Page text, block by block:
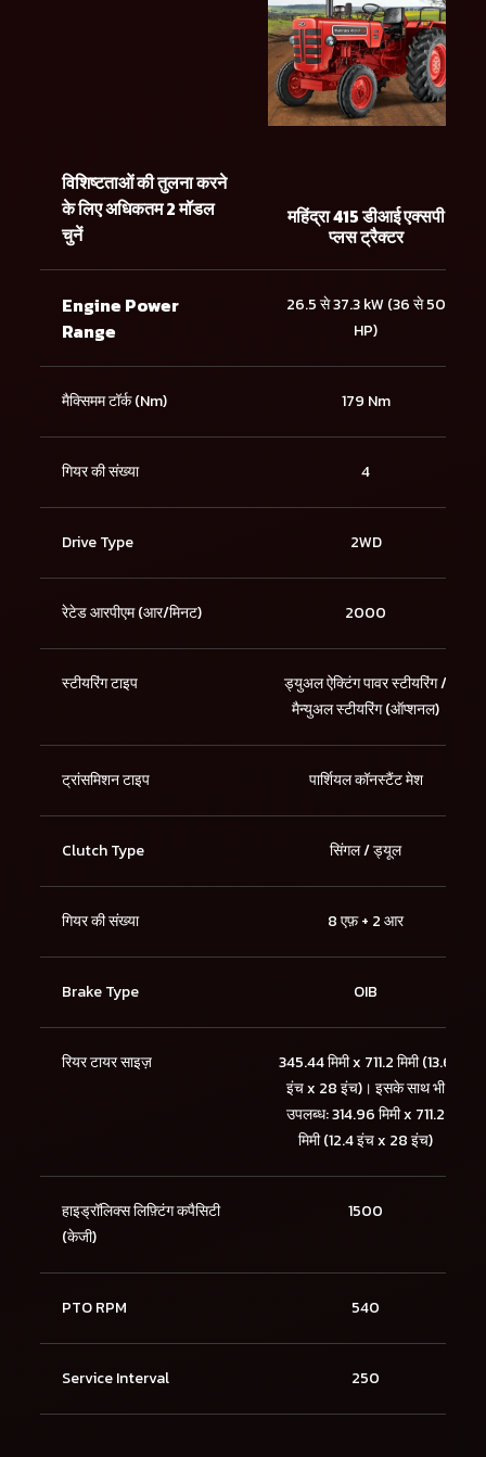
विशिष्टताओं की तुलना करने
के लिए अधिकतम 2 मॉडल
चुनें
महिंद्रा 415 डीआई एक्सपी
प्लस ट्रैक्टर
Engine Power
Range
26.5 से 37.3 kW (36 से 50
HP)
मैक्सिमम टॉर्क (Nm) 179 Nm
गियर की संख्या 4
Drive Type 2WD
रेटेड आरपीएम (आर/मिनट) 2000
स्टीयरिंग टाइप
ड्युअल ऐक्टिंग पावर स्टीयरिंग /
मैन्युअल स्टीयरिंग (ऑप्शनल)
ट्रांसमिशन टाइप पार्शियल कॉनस्टैंट मेश
Clutch Type सिंगल / ड्यूल
गियर की संख्या 8 एफ़ + 2 आर
Brake Type OIB
रियर टायर साइज़
345.44 मिमी x 711.2 मिमी (13.6
इंच x 28 इंच)। इसके साथ भी
उपलब्ध: 314.96 मिमी x 711.2
मिमी (12.4 इंच x 28 इंच)
हाइड्रॉलिक्स लिफ़्टिंग कपैसिटी
(केजी)
1500
PTO RPM 540
Service Interval 250